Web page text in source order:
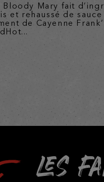
Bloody Mary fait
et rehaussé de sauce
de Cayenne
LES